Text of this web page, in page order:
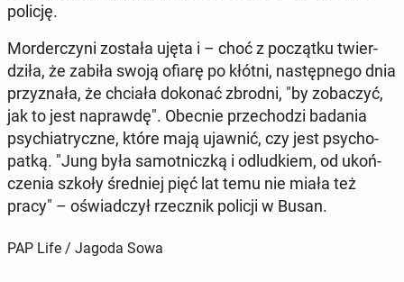
policję.
Mor­der­czy­ni została ujęta i – choć z po­cząt­ku twier­
dzi­ła, że zabiła swoją ofiarę po kłótni, na­stęp­ne­go dnia
przy­zna­ła, że chciała dokonać zbrodni, "by zo­ba­czyć,
jak to jest na­praw­dę". Obecnie prze­cho­dzi badania
psy­chia­trycz­ne, które mają ujawnić, czy jest psy­cho­
pat­ką. "Jung była sa­mot­nicz­ką i od­lud­kiem, od ukoń­
cze­nia szkoły śred­niej pięć lat temu nie miała też
pracy" – oświad­czył rzecz­nik policji w Busan.
PAP Life / Jagoda Sowa